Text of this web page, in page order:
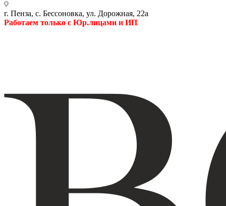
г. Пенза, с. Бессоновка, ул. Дорожная, 22а
Работаем только с Юр.лицами и ИП